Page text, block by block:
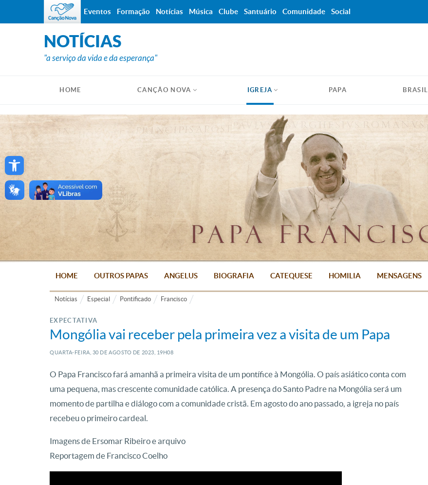
Open toolbar
NOTÍCIAS
"a serviço da vida e da esperança"
HOME CANÇÃO NOVA IGREJA PAPA BRASIL
HOME OUTROS PAPAS ANGELUS BIOGRAFIA CATEQUESE HOMILIA MENSAGENS
Notícias Especial Pontificado Francisco
EXPECTATIVA
Mongólia vai receber pela primeira vez a visita de um Papa
QUARTA-FEIRA, 30 DE AGOSTO DE 2023, 19H08
O Papa Francisco fará amanhã a primeira visita de um pontífice à Mongólia. O país asiático conta com
uma pequena, mas crescente comunidade católica. A presença do Santo Padre na Mongólia será um
momento de partilha e diálogo com a comunidade cristã. Em agosto do ano passado, a igreja no país
recebeu o primeiro cardeal.
Imagens de Ersomar Ribeiro e arquivo
Reportagem de Francisco Coelho
Eventos Formação Notícias Música Clube Santuário Comunidade Social